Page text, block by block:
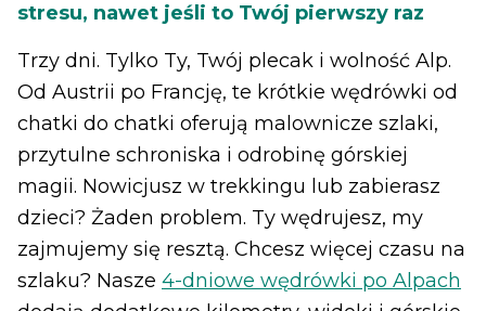
stresu, nawet jeśli to Twój pierwszy raz
Trzy dni. Tylko Ty, Twój plecak i wolność Alp.
Od Austrii po Francję, te krótkie wędrówki od
chatki do chatki oferują malownicze szlaki,
przytulne schroniska i odrobinę górskiej
magii. Nowicjusz w trekkingu lub zabierasz
dzieci? Żaden problem. Ty wędrujesz, my
zajmujemy się resztą. Chcesz więcej czasu na
szlaku? Nasze 4-dniowe wędrówki po Alpach